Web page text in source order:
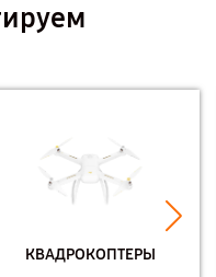
КВАДРОКОПТЕРЫ